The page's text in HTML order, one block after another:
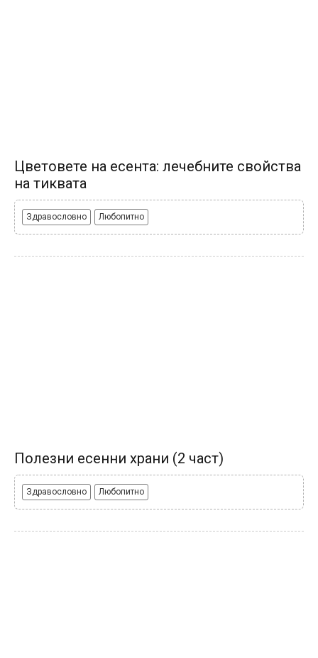
Цветовете на есента: лечебните свойства
на тиквата
Здравословно Любопитно
Полезни есенни храни (2 част)
Здравословно Любопитно